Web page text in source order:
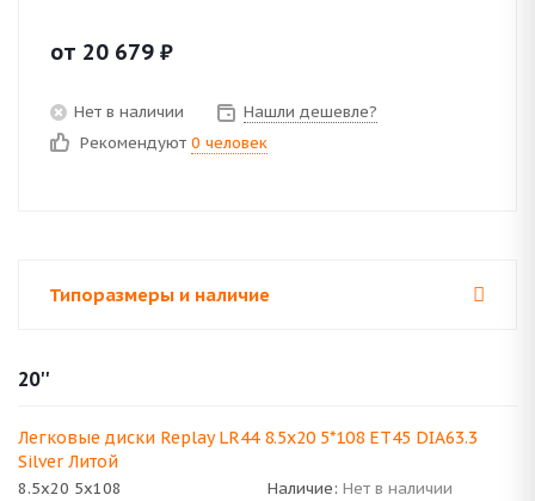
от 20 679 ₽
Нет в наличии
Нашли дешевле?
Рекомендуют 0 человек
Типоразмеры и наличие
20''
Легковые диски Replay LR44 8.5x20 5*108 ET45 DIA63.3
Silver Литой
8.5x20 5x108 Наличие: Нет в наличии